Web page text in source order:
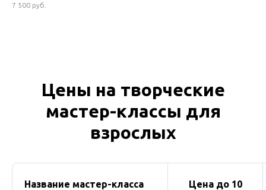
7 500 руб.
Цены на творческие
мастер-классы для
взрослых
Название мастер-класса
Цена до 10